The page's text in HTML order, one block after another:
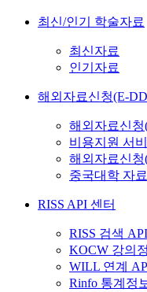
최신/인기 학술자료
최신자료
인기자료
해외자료신청(E-
해외자료신청
비용지원 서
해외자료신청
중국대학 자
RISS API 센터
RISS 검색 API
KOCW 강의
WILL 연계
Rinfo 통계정